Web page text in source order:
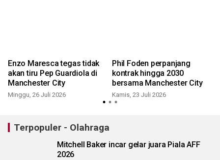
Enzo Maresca tegas tidak
akan tiru Pep Guardiola di
Manchester City
Minggu, 26 Juli 2026
Phil Foden perpanjang
kontrak hingga 2030
bersama Manchester City
Kamis, 23 Juli 2026
Terpopuler - Olahraga
Mitchell Baker incar gelar juara Piala AFF
2026